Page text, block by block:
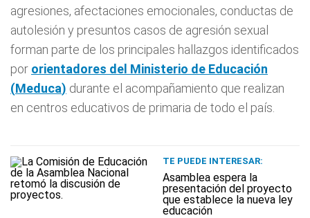
agresiones, afectaciones emocionales, conductas de
autolesión y presuntos casos de agresión sexual
forman parte de los principales hallazgos identificados
por orientadores del Ministerio de Educación
(Meduca) durante el acompañamiento que realizan
en centros educativos de primaria de todo el país.
TE PUEDE INTERESAR:
Asamblea espera la
presentación del proyecto
que establece la nueva ley
educación